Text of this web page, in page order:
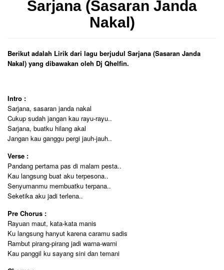
Sarjana (Sasaran Janda
Nakal)
Berikut adalah Lirik dari lagu berjudul Sarjana (Sasaran Janda
Nakal) yang dibawakan oleh Dj Qhelfin.
Intro :
Sarjana, sasaran janda nakal
Cukup sudah jangan kau rayu-rayu..
Sarjana, buatku hilang akal
Jangan kau ganggu pergi jauh-jauh..
Verse :
Pandang pertama pas di malam pesta..
Kau langsung buat aku terpesona..
Senyumanmu membuatku terpana..
Seketika aku jadi terlena..
Pre Chorus :
Rayuan maut, kata-kata manis
Ku langsung hanyut karena caramu sadis
Rambut pirang-pirang jadi warna-warni
Kau panggil ku sayang sini dan temani